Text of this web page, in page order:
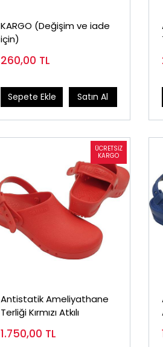
KARGO (Değişim ve iade
için)
260,00 TL
Sepete Ekle Satın Al
Antistatik Ameliyathane
Terliği Kırmızı Atkılı
1.750,00 TL